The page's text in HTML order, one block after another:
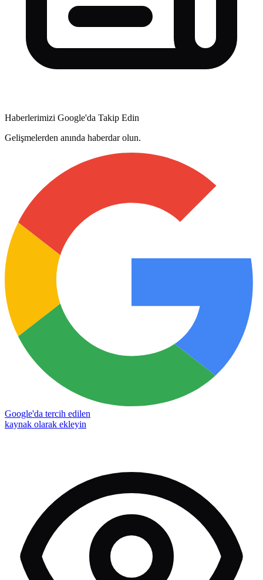
Haberlerimizi Google'da Takip Edin
Gelişmelerden anında haberdar olun.
Google'da tercih edilen
kaynak olarak ekleyin